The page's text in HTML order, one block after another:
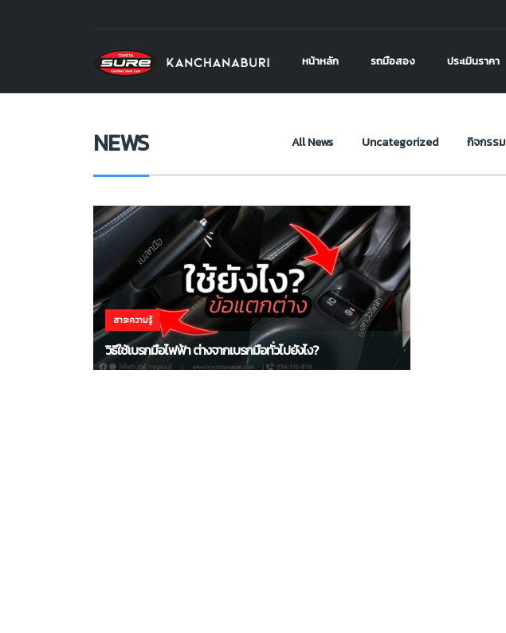
หน้าหลัก รถมือสอง ประเมินราคา
โตโยต้า ชัวร์ กาญจนบุรี >NEWS > เบรกมือไฟฟ้าต่างจากเบรกมือทั่วไปยังไง
NEWS All News Uncategorized กิจกรรม
สาระความรู้
วิธีใช้เบรกมือไฟฟ้า ต่างจากเบรกมือทั่วไปยังไง?